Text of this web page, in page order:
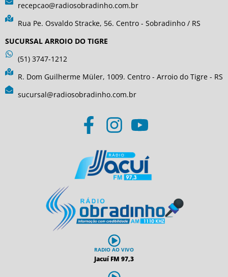
recepcao@radiosobradinho.com.br
Rua Pe. Osvaldo Stracke, 56. Centro - Sobradinho / RS
SUCURSAL ARROIO DO TIGRE
(51) 3747-1212
R. Dom Guilherme Müler, 1009. Centro - Arroio do Tigre - RS
sucursal@radiosobradinho.com.br
RADIO AO VIVO
Jacuí FM 97,3